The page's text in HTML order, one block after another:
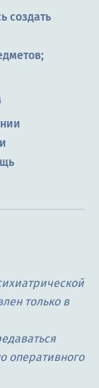
создать
только в
оперативного